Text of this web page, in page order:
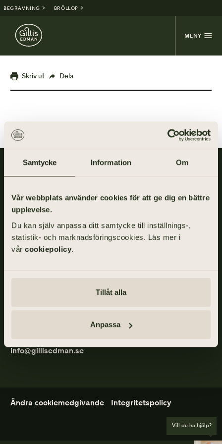
Samtycke Information Om
Vår webbplats använder cookies för att ge dig en bättre
upplevelse.
Du kan själv anpassa ditt samtycke till inställnings-,
statistik- och marknadsföringscookies. Läs mer i
vår cookiepolicy.
Tillåt alla
Anpassa
BEGRAVNING BRÖLLOP
MENY
Skriv ut Dela
Vill du ha hjälp?
Gillis Edman är en av Sveriges mest anlitade begravningsbyråer.
På våra kontor fördelade över hela Västsverige hjälper vi kunder
Om
Gillis
Edman
info@gillisedman.se
Ändra cookiemedgivande Integritetspolicy